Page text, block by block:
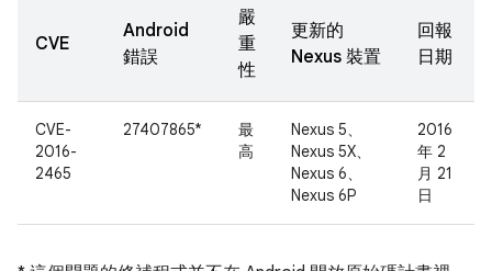
CVE
Android
錯誤
嚴
重
性
更新的
Nexus 裝置
回報
日期
CVE-
2016-
2465
27407865*
最
高
Nexus 5、
Nexus 5X、
Nexus 6、
Nexus 6P
2016
年 2
月 21
日